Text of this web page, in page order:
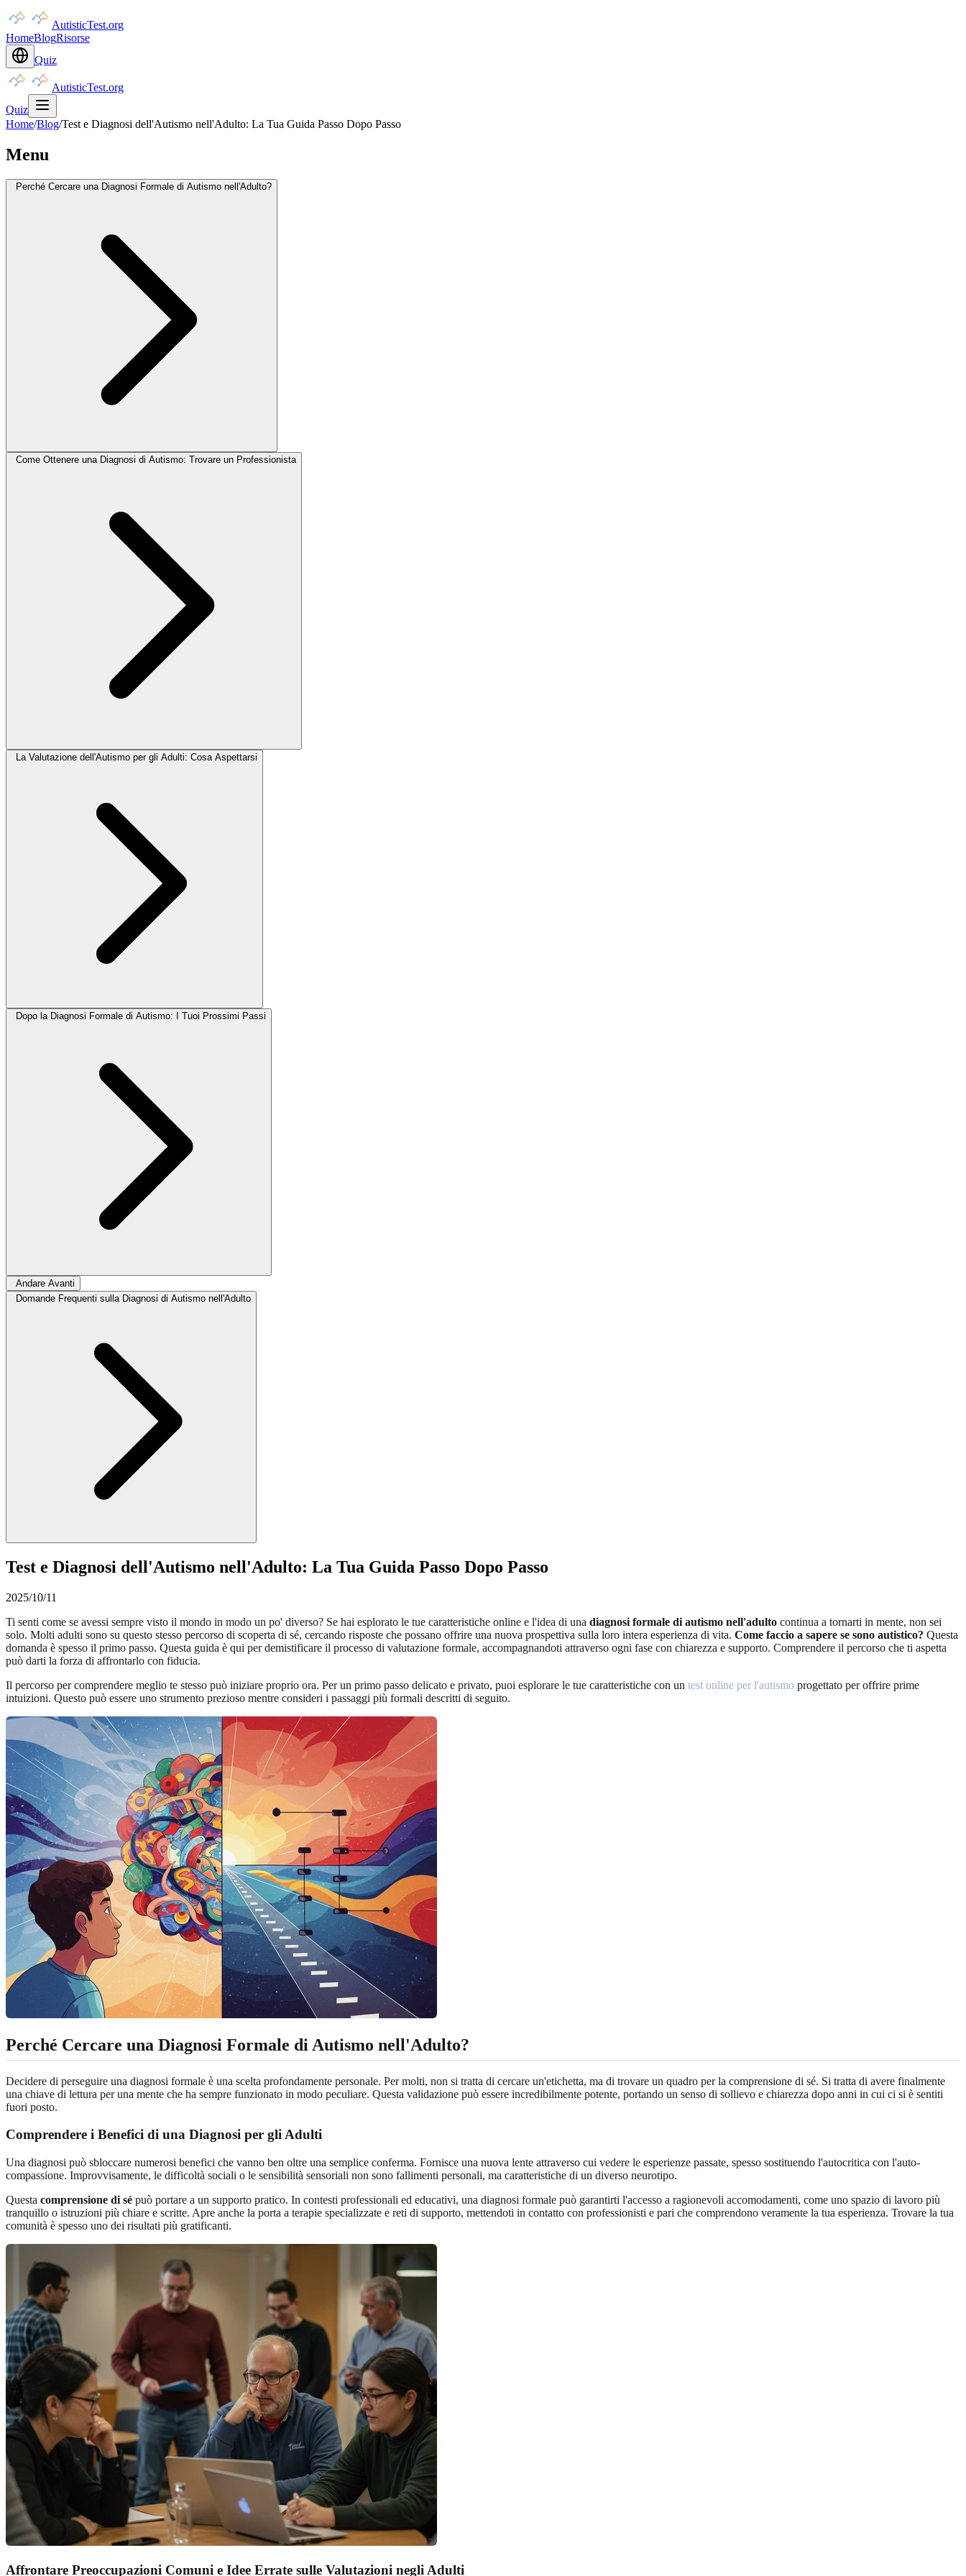
AutisticTest.org
HomeBlogRisorse
Quiz
AutisticTest.org
Quiz
Home/Blog/Test e Diagnosi dell'Autismo nell'Adulto: La Tua Guida Passo Dopo Passo
Menu
Perché Cercare una Diagnosi Formale di Autismo nell'Adulto?
Come Ottenere una Diagnosi di Autismo: Trovare un Professionista
La Valutazione dell'Autismo per gli Adulti: Cosa Aspettarsi
Dopo la Diagnosi Formale di Autismo: I Tuoi Prossimi Passi
Andare Avanti
Domande Frequenti sulla Diagnosi di Autismo nell'Adulto
Test e Diagnosi dell'Autismo nell'Adulto: La Tua Guida Passo Dopo Passo
2025/10/11
Ti senti come se avessi sempre visto il mondo in modo un po' diverso? Se hai esplorato le tue caratteristiche online e l'idea di una diagnosi formale di autismo nell'adulto continua a tornarti in mente, non sei
solo. Molti adulti sono su questo stesso percorso di scoperta di sé, cercando risposte che possano offrire una nuova prospettiva sulla loro intera esperienza di vita. Come faccio a sapere se sono autistico? Questa
domanda è spesso il primo passo. Questa guida è qui per demistificare il processo di valutazione formale, accompagnandoti attraverso ogni fase con chiarezza e supporto. Comprendere il percorso che ti aspetta
può darti la forza di affrontarlo con fiducia.
Il percorso per comprendere meglio te stesso può iniziare proprio ora. Per un primo passo delicato e privato, puoi esplorare le tue caratteristiche con un test online per l'autismo progettato per offrire prime
intuizioni. Questo può essere uno strumento prezioso mentre consideri i passaggi più formali descritti di seguito.
Perché Cercare una Diagnosi Formale di Autismo nell'Adulto?
Decidere di perseguire una diagnosi formale è una scelta profondamente personale. Per molti, non si tratta di cercare un'etichetta, ma di trovare un quadro per la comprensione di sé. Si tratta di avere finalmente
una chiave di lettura per una mente che ha sempre funzionato in modo peculiare. Questa validazione può essere incredibilmente potente, portando un senso di sollievo e chiarezza dopo anni in cui ci si è sentiti
fuori posto.
Comprendere i Benefici di una Diagnosi per gli Adulti
Una diagnosi può sbloccare numerosi benefici che vanno ben oltre una semplice conferma. Fornisce una nuova lente attraverso cui vedere le esperienze passate, spesso sostituendo l'autocritica con l'auto-
compassione. Improvvisamente, le difficoltà sociali o le sensibilità sensoriali non sono fallimenti personali, ma caratteristiche di un diverso neurotipo.
Questa comprensione di sé può portare a un supporto pratico. In contesti professionali ed educativi, una diagnosi formale può garantirti l'accesso a ragionevoli accomodamenti, come uno spazio di lavoro più
tranquillo o istruzioni più chiare e scritte. Apre anche la porta a terapie specializzate e reti di supporto, mettendoti in contatto con professionisti e pari che comprendono veramente la tua esperienza. Trovare la tua
comunità è spesso uno dei risultati più gratificanti.
Affrontare Preoccupazioni Comuni e Idee Errate sulle Valutazioni negli Adulti